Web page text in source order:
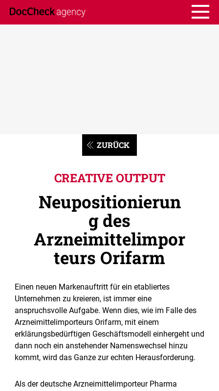
ZURÜCK
CREATIVE OUTPUT
Neupositionierun
g des
Arzneimittelimpor
teurs Orifarm
Einen neuen Markenauftritt für ein etabliertes
Unternehmen zu kreieren, ist immer eine
anspruchsvolle Aufgabe. Wenn dies, wie im Falle des
Arzneimittelimporteurs Orifarm, mit einem
erklärungsbedürftigen Geschäftsmodell einhergeht und
dann noch ein anstehender Namenswechsel hinzu
kommt, wird das Ganze zur echten Herausforderung.
Als der deutsche Arzneimittelimporteur Pharma